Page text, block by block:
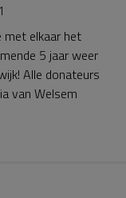
met elkaar het
5 jaar weer
Alle donateurs
van Welsem